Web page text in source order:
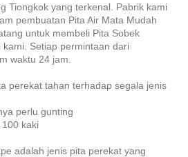
Tiongkok yang terkenal. Pabrik kami
pembuatan Pita Air Mata Mudah
untuk membeli Pita Sobek
kami. Setiap permintaan dari
waktu 24 jam.
perekat tahan terhadap segala jenis
perlu gunting
100 kaki
adalah jenis pita perekat yang